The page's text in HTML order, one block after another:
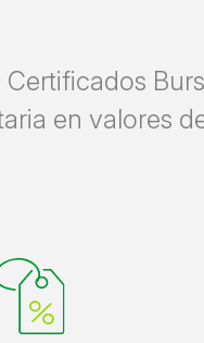
en valores